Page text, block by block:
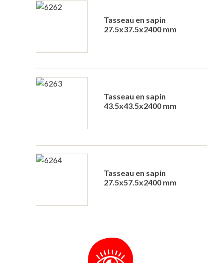
Tasseau en sapin
27.5x37.5x2400 mm
Tasseau en sapin
43.5x43.5x2400 mm
Tasseau en sapin
27.5x57.5x2400 mm